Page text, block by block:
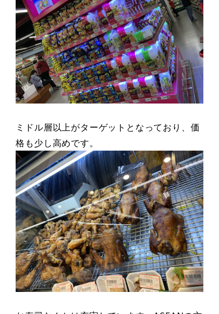
ミドル層以上がターゲットとなっており、価
格も少し高めです。